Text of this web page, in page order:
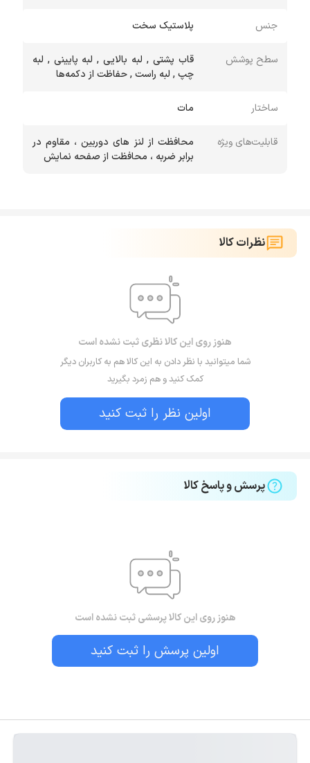
جنس پلاستیک سخت
سطح پوشش
قاب پشتی , لبه بالایی , لبه پایینی , لبه
چپ , لبه راست , حفاظت از دکمه‌ها
ساختار مات
قابلیت‌های ویژه
محافظت از لنز های دوربین ، مقاوم در
برابر ضربه ، محافظت از صفحه نمایش
نظرات کالا
هنوز روی این کالا نظری ثبت نشده است
شما میتوانید با نظر دادن به این کالا هم به کاربران دیگر
کمک کنید و هم زمرد بگیرید
اولین نظر را ثبت کنید
پرسش و پاسخ کالا
هنوز روی این کالا پرسشی ثبت نشده است
اولین پرسش را ثبت کنید